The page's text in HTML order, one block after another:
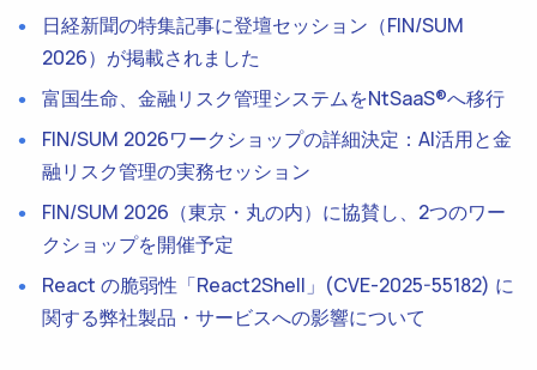
日経新聞の特集記事に登壇セッション（FIN/SUM
2026）が掲載されました
富国生命、金融リスク管理システムをNtSaaS®へ移行
FIN/SUM 2026ワークショップの詳細決定：AI活用と金
融リスク管理の実務セッション
FIN/SUM 2026（東京・丸の内）に協賛し、2つのワー
クショップを開催予定
React の脆弱性「React2Shell」(CVE-2025-55182) に
関する弊社製品・サービスへの影響について